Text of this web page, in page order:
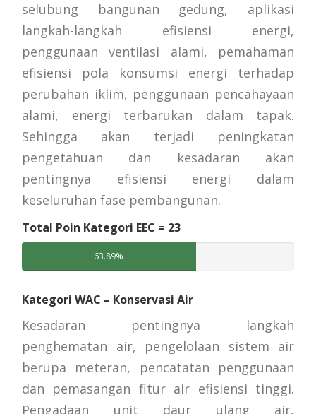
selubung bangunan gedung, aplikasi
langkah-langkah efisiensi energi,
penggunaan ventilasi alami, pemahaman
efisiensi pola konsumsi energi terhadap
perubahan iklim, penggunaan pencahayaan
alami, energi terbarukan dalam tapak.
Sehingga akan terjadi peningkatan
pengetahuan dan kesadaran akan
pentingnya efisiensi energi dalam
keseluruhan fase pembangunan.
Total Poin Kategori EEC = 23
63.89%
Kategori WAC – Konservasi Air
Kesadaran pentingnya langkah
penghematan air, pengelolaan sistem air
berupa meteran, pencatatan penggunaan
dan pemasangan fitur air efisiensi tinggi.
Pengadaan unit daur ulang air,